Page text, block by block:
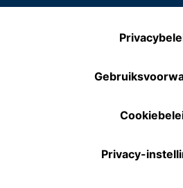
Privacy-